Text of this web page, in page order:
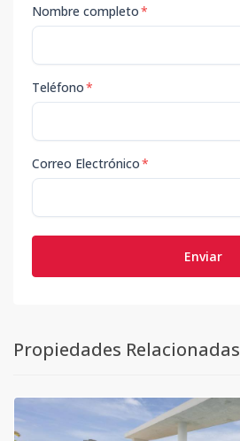
Nombre completo*
Teléfono*
Correo Electrónico*
Enviar
Propiedades Relacionadas